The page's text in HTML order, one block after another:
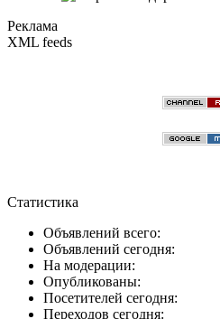
Реклама
XML feeds
Статистика
Объявлений всего:
Объявлений сегодня:
На модерации:
Опубликованы:
Посетителей сегодня:
Переходов сегодня: